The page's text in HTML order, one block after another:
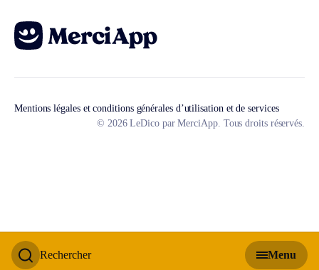
Rechercher Menu
Mentions légales et conditions générales d’utilisation et de services
© 2026 LeDico par MerciApp. Tous droits réservés.